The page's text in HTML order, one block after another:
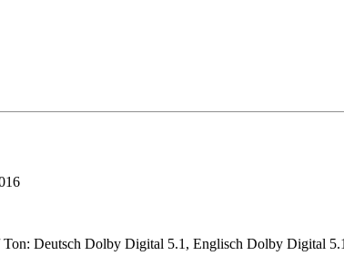
Ton: Deutsch Dolby Digital 5.1, Englisch Dolby Digital